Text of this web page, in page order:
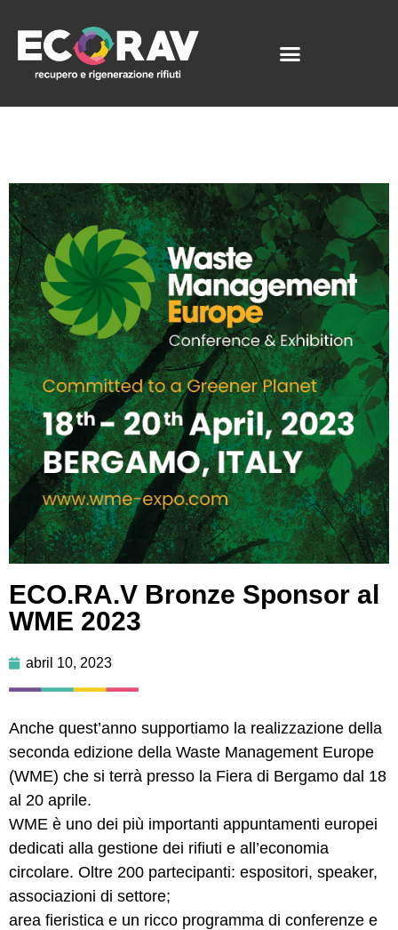
ECO.RA.V Bronze Sponsor al
WME 2023
abril 10, 2023
Anche quest’anno supportiamo la realizzazione della
seconda edizione della Waste Management Europe
(WME) che si terrà presso la Fiera di Bergamo dal 18
al 20 aprile.
WME è uno dei più importanti appuntamenti europei
dedicati alla gestione dei rifiuti e all’economia
circolare. Oltre 200 partecipanti: espositori, speaker,
associazioni di settore;
area fieristica e un ricco programma di conferenze e